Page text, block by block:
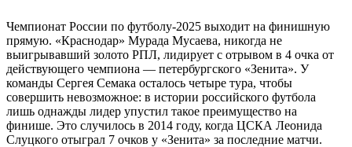
Чемпионат России по футболу-2025 выходит на финишную
прямую. «Краснодар» Мурада Мусаева, никогда не
выигрывавший золото РПЛ, лидирует с отрывом в 4 очка от
действующего чемпиона — петербургского «Зенита». У
команды Сергея Семака осталось четыре тура, чтобы
совершить невозможное: в истории российского футбола
лишь однажды лидер упустил такое преимущество на
финише. Это случилось в 2014 году, когда ЦСКА Леонида
Слуцкого отыграл 7 очков у «Зенита» за последние матчи.